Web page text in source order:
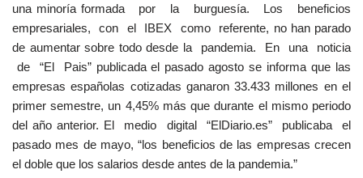
una minoría formada por la burguesía. Los beneficios
empresariales, con el IBEX como referente, no han parado
de aumentar sobre todo desde la pandemia. En una noticia
de “El Pais” publicada el pasado agosto se informa que las
empresas españolas cotizadas ganaron 33.433 millones en el
primer semestre, un 4,45% más que durante el mismo periodo
del año anterior. El medio digital “ElDiario.es” publicaba el
pasado mes de mayo, “los beneficios de las empresas crecen
el doble que los salarios desde antes de la pandemia.”